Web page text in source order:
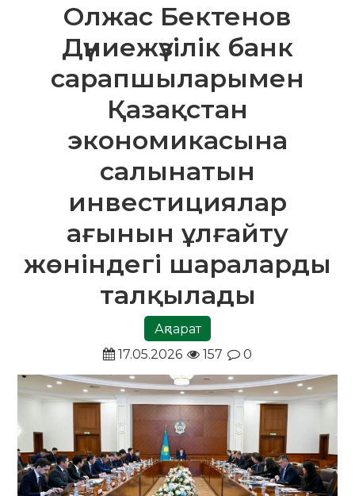
Олжас Бектенов
Дүниежүзілік банк
сарапшыларымен
Қазақстан
экономикасына
салынатын
инвестициялар
ағынын ұлғайту
жөніндегі шараларды
талқылады
Ақпарат
17.05.2026
157 0